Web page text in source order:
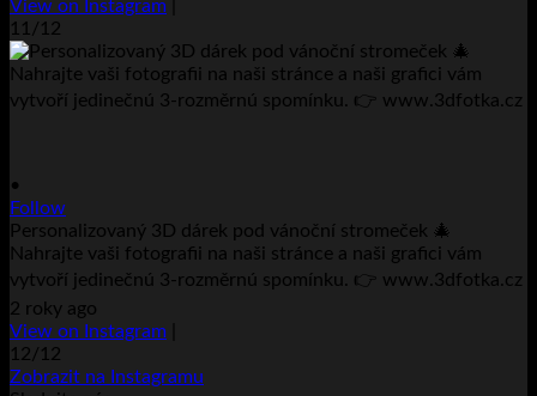
View on Instagram
11/12
•
Follow
Personalizovaný 3D dárek pod vánoční stromeček 🎄
Nahrajte vaši fotografii na naši stránce a naši grafici vám
vytvoří jedinečnú 3-rozměrnú spomínku. 👉 www.3dfotka.cz
2 roky ago
View on Instagram
12/12
Zobrazit na Instagramu